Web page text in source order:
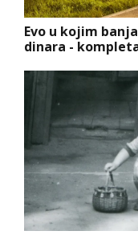
Evo u kojim
dinara -